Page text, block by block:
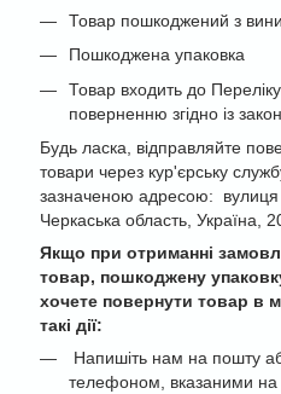
Товар пошкоджений з
Пошкоджена упаковка
Товар входить до
поверненню згідно із
Будь ласка, відправляйте
товари через кур'єрську
зазначеною адресою:
Черкаська область, Україна,
Якщо при отриманні
товар, пошкоджену
хочете повернути товар в
такі дії:
Напишіть нам на пошту
телефоном, вказаними на